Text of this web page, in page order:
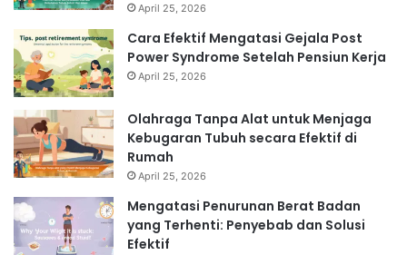
April 25, 2026
Cara Efektif Mengatasi Gejala Post
Power Syndrome Setelah Pensiun Kerja
April 25, 2026
Olahraga Tanpa Alat untuk Menjaga
Kebugaran Tubuh secara Efektif di
Rumah
April 25, 2026
Mengatasi Penurunan Berat Badan
yang Terhenti: Penyebab dan Solusi
Efektif